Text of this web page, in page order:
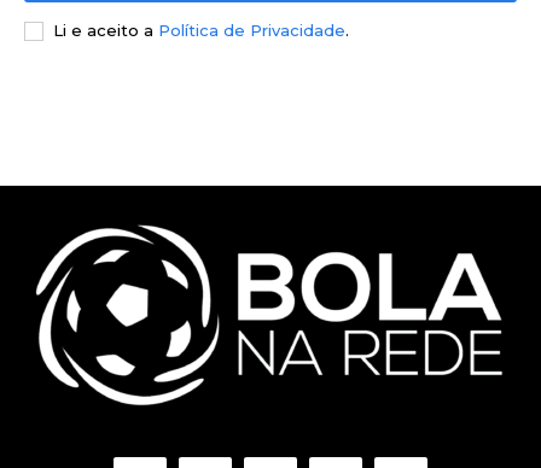
Li e aceito a Política de Privacidade.